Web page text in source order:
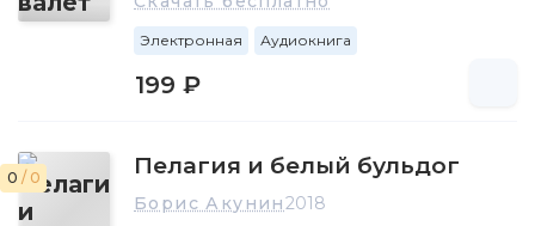
Электронная Аудиокнига
199 ₽
0 / 0 Пелагия и белый бульдог
Борис Акунин2018